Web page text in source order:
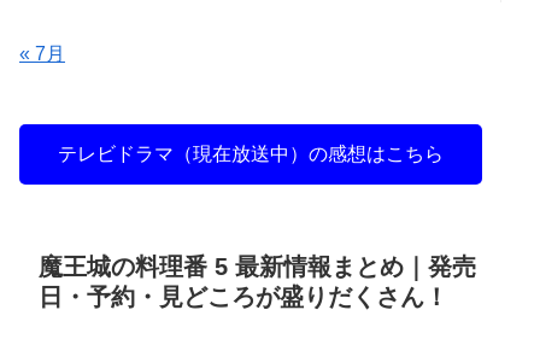
« 7月
テレビドラマ（現在放送中）の感想はこちら
魔王城の料理番 5 最新情報まとめ｜発売
日・予約・見どころが盛りだくさん！